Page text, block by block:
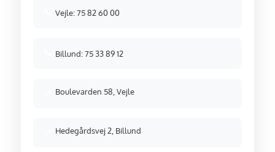
Vejle: 75 82 60 00
Billund: 75 33 89 12
Boulevarden 58, Vejle
Hedegårdsvej 2, Billund